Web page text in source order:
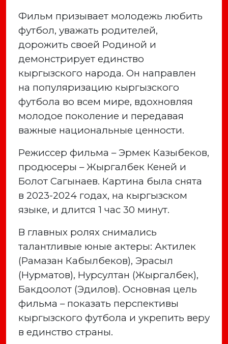
Фильм призывает молодежь любить
футбол, уважать родителей,
дорожить своей Родиной и
демонстрирует единство
кыргызского народа. Он направлен
на популяризацию кыргызского
футбола во всем мире, вдохновляя
молодое поколение и передавая
важные национальные ценности.
Режиссер фильма – Эрмек Казыбеков,
продюсеры – Жыргалбек Кеней и
Болот Сагынаев. Картина была снята
в 2023-2024 годах, на кыргызском
языке, и длится 1 час 30 минут.
В главных ролях снимались
талантливые юные актеры: Актилек
(Рамазан Кабылбеков), Эрасыл
(Нурматов), Нурсултан (Жыргалбек),
Бакдоолот (Эдилов). Основная цель
фильма – показать перспективы
кыргызского футбола и укрепить веру
в единство страны.